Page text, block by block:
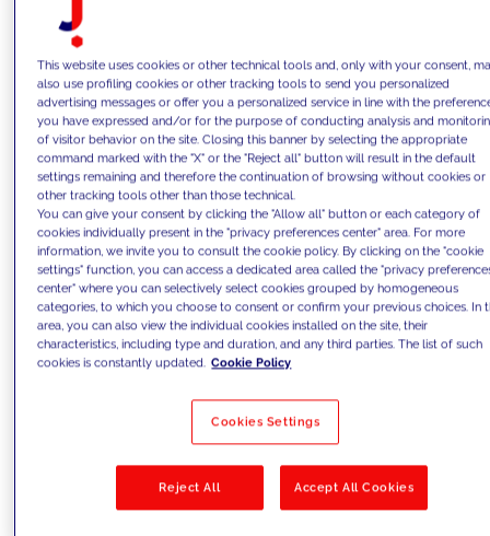
dei fenomeni più importanti che sta
incidendo profondamente sui
comportamenti dei consumatori e, di
conseguenza, sui modelli di business e
sulle organizzazioni aziendali.
È fondamentale sfruttare questa tendenza
per cogliere nuove opportunità di mercato,
trovando nuovi canali di vendita e nuovi
servizi digitali che consentano a tutti i
gestori retail di fare fronte alle nuove
esigenze dei consumatori e alla crescita in
un nuovo panorama competitivo (e
sempre più digitale).
Inoltre, l'inflazione e la situazione socio-
This website uses cookies or other technical tools and, only with your consent,
also use profiling cookies or other tracking tools to send you personalized
advertising messages or offer you a personalized service in line with the
you have expressed and/or for the purpose of conducting analysis and
of visitor behavior on the site. Closing this banner by selecting the appropriate
command marked with the "X" or the "Reject all" button will result in the default
settings remaining and therefore the continuation of browsing without cookies or
other tracking tools other than those technical.
You can give your consent by clicking the "Allow all" button or each category of
cookies individually present in the "privacy preferences center" area. For more
information, we invite you to consult the cookie policy. By clicking on the "cookie
settings" function, you can access a dedicated area called the "privacy
center" where you can selectively select cookies grouped by homogeneous
categories, to which you choose to consent or confirm your previous choices. In
area, you can also view the individual cookies installed on the site, their
characteristics, including type and duration, and any third parties. The list of such
cookies is constantly updated. Cookie Policy
Cookies Settings
Reject All Accept All Cookies